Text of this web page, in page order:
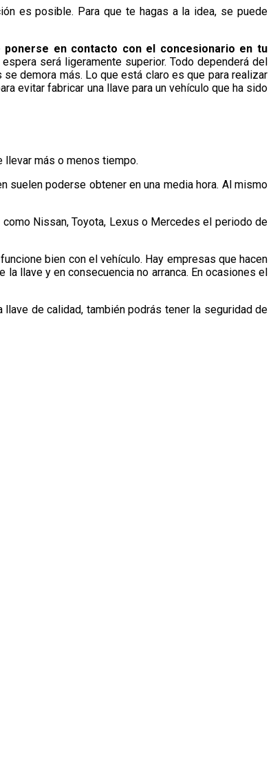
es posible. Para que te hagas a la idea, se puede
en contacto con el concesionario en tu
será ligeramente superior. Todo dependerá del
demora más. Lo que está claro es que para realizar
evitar fabricar una llave para un vehículo que ha sido
más o menos tiempo.
suelen poderse obtener en una media hora. Al mismo
Nissan, Toyota, Lexus o Mercedes el periodo de
bien con el vehículo. Hay empresas que hacen
llave y en consecuencia no arranca. En ocasiones el
de calidad, también podrás tener la seguridad de